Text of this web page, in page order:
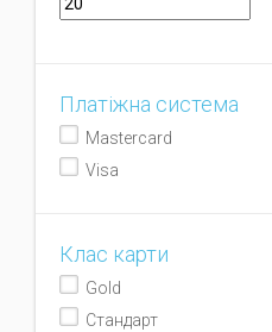
Платіжна система
Mastercard
Visa
Клас карти
Gold
Стандарт